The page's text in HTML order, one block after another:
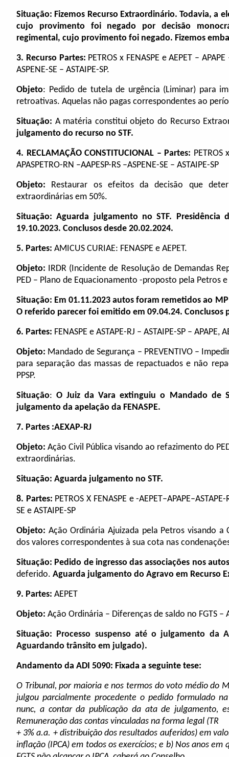
Situação: Fizemos Recurso Extraordinário. Todavia, a
cujo provimento foi negado por decisão
regimental, cujo provimento foi negado. Fizemos
3. Recurso Partes: PETROS x FENASPE e AEPET –
ASPENE-SE – ASTAIPE-SP.
Objeto: Pedido de tutela de urgência (Liminar) para
retroativas. Aquelas não pagas correspondentes ao
Situação: A matéria constitui objeto do Recurso
julgamento do recurso no STF.
4. RECLAMAÇÃO CONSTITUCIONAL – Partes: PETROS
APASPETRO-RN –AAPESP-RS –ASPENE-SE – ASTAIPE-SP
Objeto: Restaurar os efeitos dadecisão que
extraordinárias em 50%.
Situação: Aguarda julgamento no STF.
19.10.2023. Conclusos desde 20.02.2024.
5. Partes: AMICUS CURIAE: FENASPE e AEPET.
Objeto:
IRDR (Incidente de Resolução de Demandas
PED – Plano de Equacionamento -proposto pela Petros
Situação: Em 01.11.2023 autos foram remetidos ao
O referido parecer foi emitido em 09.04.24. Conclusos
6. Partes: FENASPE e ASTAPE-RJ – ASTAIPE-SP – APAPE,
Objeto: Mandado de Segurança – PREVENTIVO –
para separação das massas de repactuados e não
PPSP.
Situação:O Juiz da Vara extinguiu o Mandado de
julgamento da apelação da FENASPE.
7. Partes :AEXAP-RJ
Objeto: Ação Civil Pública visando ao refazimento do
extraordinárias.
Situação: Aguarda julgamento no STF.
8. Partes: PETROS X FENASPE e -
SE e ASTAIPE-SP
Objeto: Ação Ordinária Ajuizada pela Petros visando
dos valores correspondentes à sua cota nas
Situação: Pedido de ingresso das associações nos autos
deferido. Aguarda julgamento do Agravo em Recurso
9. Partes: AEPET
Objeto: Ação Ordinária – Diferenças de saldo no FGTS –
Situação:
Processo suspenso até o julgamento da
Aguardando trânsito em julgado).
Andamento da ADI 5090: Fixada a seguinte tese:
O Tribunal, por maioria e nos termos do voto médio do
julgou parcialmente procedente o pedido formulado
nunc, a contar da publicação da ata de julgamento,
Remuneração das contas vinculadas na forma legal (TR
+ 3% a.a. + distribuição dos resultados auferidos) em
inflação (IPCA) em todos os exercícios; e b) Nos anos